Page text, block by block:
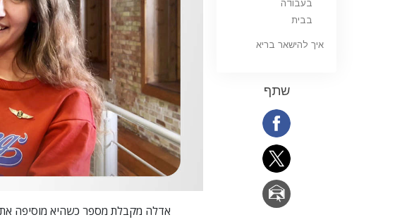
אדלה מקבלת מספר כשהיא מוסיפה
בעבודה
בבית
איך להישאר בריא
שתף